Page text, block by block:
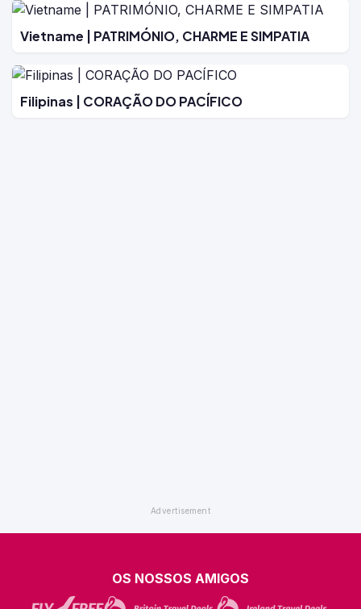
Vietname | PATRIMÓNIO, CHARME E SIMPATIA
Filipinas | CORAÇÃO DO PACÍFICO
OS NOSSOS AMIGOS